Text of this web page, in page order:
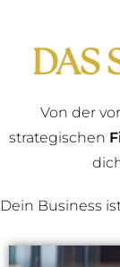
DAS
Von der
strategischen
Dein Business